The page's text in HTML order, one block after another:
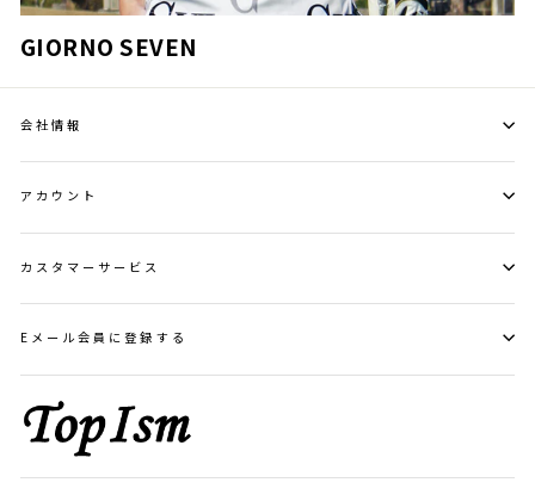
GIORNO SEVEN
会社情報
アカウント
カスタマーサービス
Eメール会員に登録する